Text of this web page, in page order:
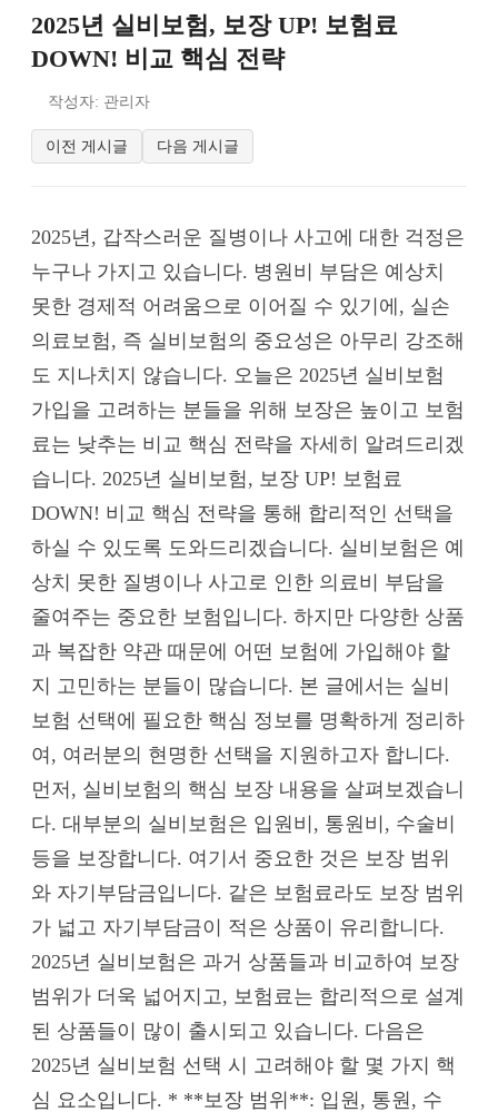
2025년 실비보험, 보장 UP! 보험료
DOWN! 비교 핵심 전략
작성자: 관리자
이전 게시글 다음 게시글
2025년, 갑작스러운 질병이나 사고에 대한 걱정은
누구나 가지고 있습니다. 병원비 부담은 예상치
못한 경제적 어려움으로 이어질 수 있기에, 실손
의료보험, 즉 실비보험의 중요성은 아무리 강조해
도 지나치지 않습니다. 오늘은 2025년 실비보험
가입을 고려하는 분들을 위해 보장은 높이고 보험
료는 낮추는 비교 핵심 전략을 자세히 알려드리겠
습니다. 2025년 실비보험, 보장 UP! 보험료
DOWN! 비교 핵심 전략을 통해 합리적인 선택을
하실 수 있도록 도와드리겠습니다. 실비보험은 예
상치 못한 질병이나 사고로 인한 의료비 부담을
줄여주는 중요한 보험입니다. 하지만 다양한 상품
과 복잡한 약관 때문에 어떤 보험에 가입해야 할
지 고민하는 분들이 많습니다. 본 글에서는 실비
보험 선택에 필요한 핵심 정보를 명확하게 정리하
여, 여러분의 현명한 선택을 지원하고자 합니다.
먼저, 실비보험의 핵심 보장 내용을 살펴보겠습니
다. 대부분의 실비보험은 입원비, 통원비, 수술비
등을 보장합니다. 여기서 중요한 것은 보장 범위
와 자기부담금입니다. 같은 보험료라도 보장 범위
가 넓고 자기부담금이 적은 상품이 유리합니다.
2025년 실비보험은 과거 상품들과 비교하여 보장
범위가 더욱 넓어지고, 보험료는 합리적으로 설계
된 상품들이 많이 출시되고 있습니다. 다음은
2025년 실비보험 선택 시 고려해야 할 몇 가지 핵
심 요소입니다. * **보장 범위**: 입원, 통원, 수